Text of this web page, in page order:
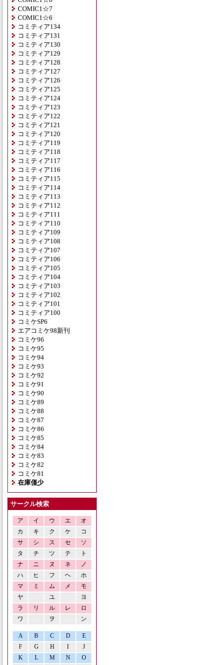
COMIC1☆7
COMIC1☆6
コミティア134
コミティア131
コミティア130
コミティア129
コミティア128
コミティア127
コミティア126
コミティア125
コミティア124
コミティア123
コミティア122
コミティア121
コミティア120
コミティア119
コミティア118
コミティア117
コミティア116
コミティア115
コミティア114
コミティア113
コミティア112
コミティア111
コミティア110
コミティア109
コミティア108
コミティア107
コミティア106
コミティア105
コミティア104
コミティア103
コミティア102
コミティア101
コミティア100
コミケSP6
エアコミケ98新刊
コミケ96
コミケ95
コミケ94
コミケ93
コミケ92
コミケ91
コミケ90
コミケ89
コミケ88
コミケ87
コミケ86
コミケ85
コミケ84
コミケ83
コミケ82
コミケ81
在庫僅少
サークル検索
ア イ ウ エ
オ
カ
キ ク ケ
コ
サ
シ ス セ
ソ
タ
チ ツ テ
ト
ナ
ニ ヌ ネ
ノ
ハ
ヒ フ ヘ
ホ
マ
ミ ム メ
モ
ヤ
ユ
ヨ
ラ
リ ル レ
ロ
ワ
ヲ ン
A B C D
E
F
G H I
J
K
L M N O